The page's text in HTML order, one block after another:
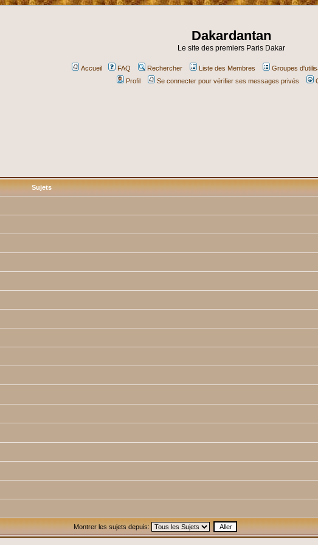
Dakardantan
Le site des premiers Paris Dakar
Accueil FAQ Rechercher Liste des Membres Groupes
Profil
Se connecter pour vérifier ses messages privés
Sujets
Montrer les sujets depuis: